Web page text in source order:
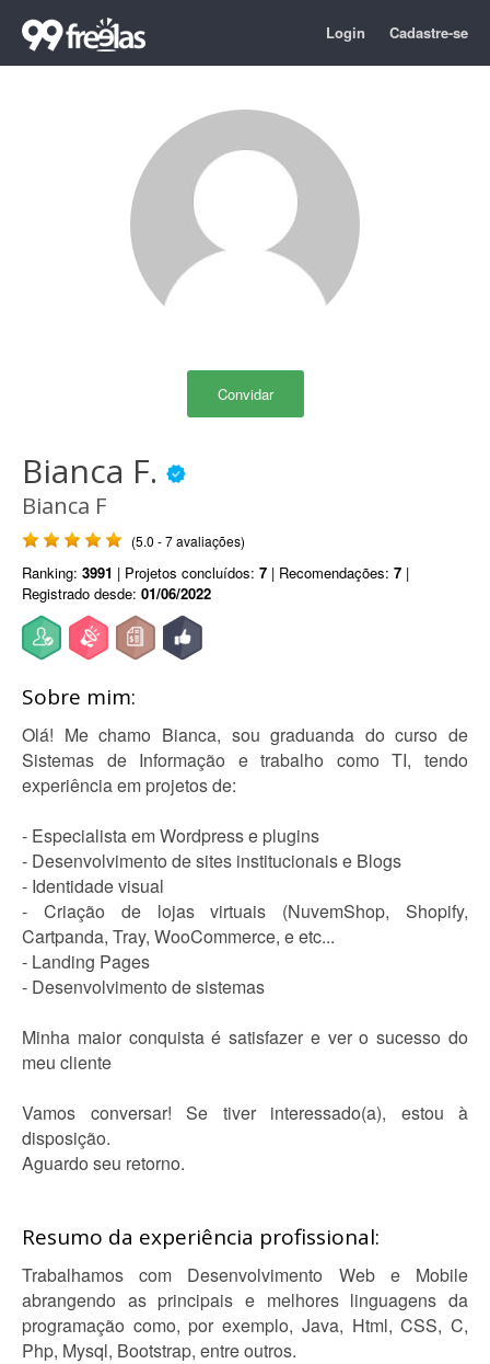
Login Cadastre-se
Convidar
Bianca F.
Bianca F
(5.0 - 7 avaliações)
Ranking: 3991 | Projetos concluídos: 7 | Recomendações: 7 |
Registrado desde: 01/06/2022
Sobre mim:
Olá! Me chamo Bianca, sou graduanda do curso de
Sistemas de Informação e trabalho como TI, tendo
experiência em projetos de:
- Especialista em Wordpress e plugins
- Desenvolvimento de sites institucionais e Blogs
- Identidade visual
- Criação de lojas virtuais (NuvemShop, Shopify,
Cartpanda, Tray, WooCommerce, e etc...
- Landing Pages
- Desenvolvimento de sistemas
Minha maior conquista é satisfazer e ver o sucesso do
meu cliente
Vamos conversar! Se tiver interessado(a), estou à
disposição.
Aguardo seu retorno.
Resumo da experiência profissional:
Trabalhamos com Desenvolvimento Web e Mobile
abrangendo as principais e melhores linguagens da
programação como, por exemplo, Java, Html, CSS, C,
Php, Mysql, Bootstrap, entre outros.